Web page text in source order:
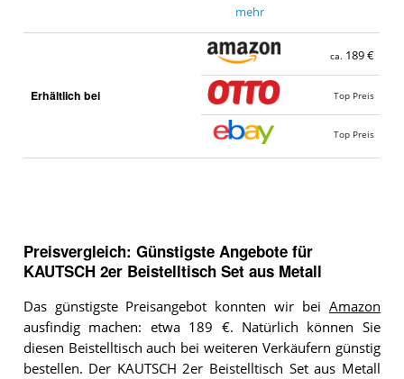
mehr
Erhältlich bei
ca. 189 €
Top Preis
Top Preis
Preisvergleich: Günstigste Angebote für
KAUTSCH 2er Beistelltisch Set aus Metall
Das günstigste Preisangebot konnten wir bei Amazon
ausfindig machen: etwa 189 €. Natürlich können Sie
diesen Beistelltisch auch bei weiteren Verkäufern günstig
bestellen. Der KAUTSCH 2er Beistelltisch Set aus Metall